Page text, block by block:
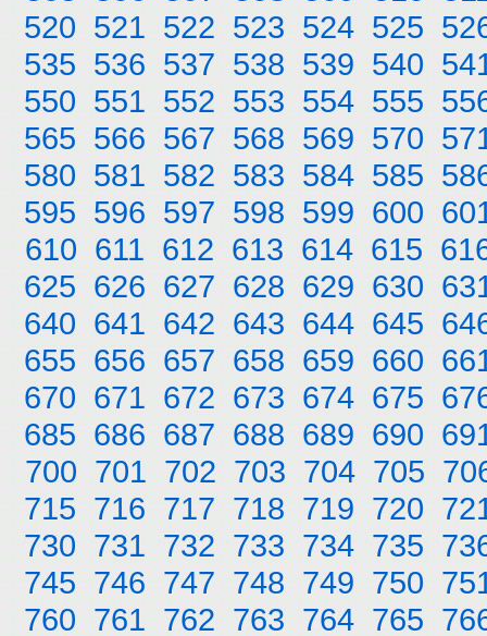
520 521 522 523 524 525
535 536 537 538 539 540
550 551 552 553 554 555
565 566 567 568 569 570
580 581 582 583 584 585
595 596 597 598 599 600
610 611 612 613 614 615
625 626 627 628 629 630
640 641 642 643 644 645
655 656 657 658 659 660
670 671 672 673 674 675
685 686 687 688 689 690
700 701 702 703 704 705
715 716 717 718 719 720
730 731 732 733 734 735
745 746 747 748 749 750
760 761 762 763 764 765